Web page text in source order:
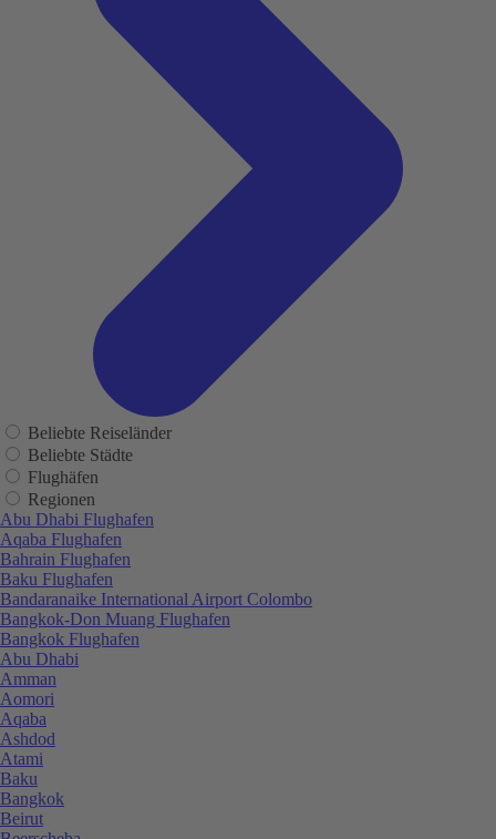
Beliebte Reiseländer
Beliebte Städte
Flughäfen
Regionen
Abu Dhabi Flughafen
Aqaba Flughafen
Bahrain Flughafen
Baku Flughafen
Bandaranaike International Airport Colombo
Bangkok-Don Muang Flughafen
Bangkok Flughafen
Abu Dhabi
Amman
Aomori
Aqaba
Ashdod
Atami
Baku
Bangkok
Beirut